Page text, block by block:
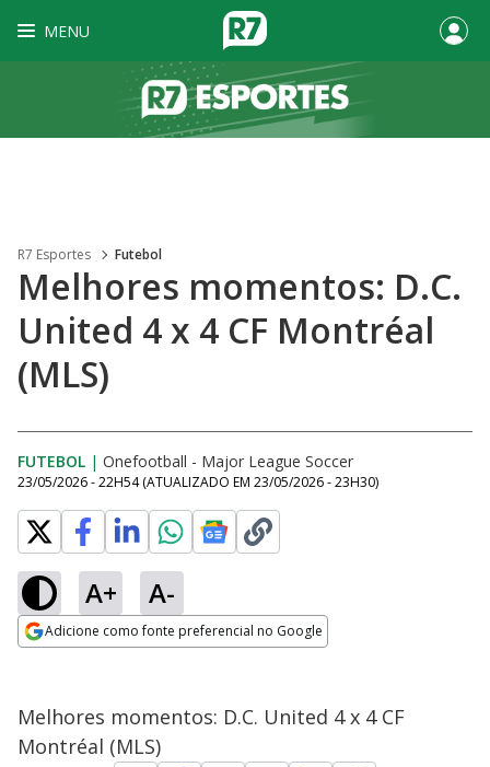
MENU
R7 Esportes Futebol
Melhores momentos: D.C.
United 4 x 4 CF Montréal
(MLS)
FUTEBOL | Onefootball - Major League Soccer
23/05/2026 - 22H54 (ATUALIZADO EM 23/05/2026 - 23H30)
A+ A-
Adicione como fonte preferencial no Google
Melhores momentos: D.C. United 4 x 4 CF
Montréal (MLS)